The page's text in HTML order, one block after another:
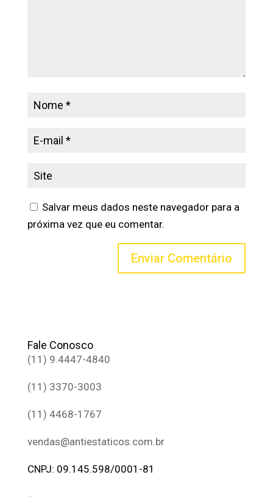
Salvar meus dados neste navegador para a
próxima vez que eu comentar.
Fale Conosco
(11) 9.4447-4840
(11) 3370-3003
(11) 4468-1767
vendas@antiestaticos.com.br
CNPJ: 09.145.598/0001-81